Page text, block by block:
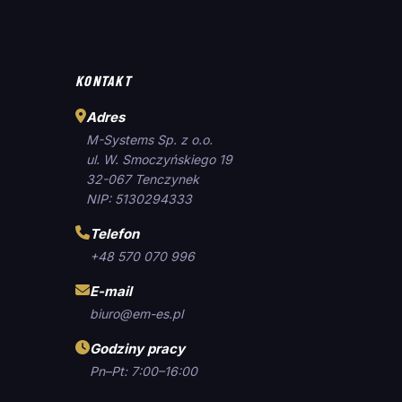
KONTAKT
Adres
M-Systems Sp. z o.o.
ul. W. Smoczyńskiego 19
32-067 Tenczynek
NIP: 5130294333
Telefon
+48 570 070 996
E-mail
biuro@em-es.pl
Godziny pracy
Pn–Pt: 7:00–16:00